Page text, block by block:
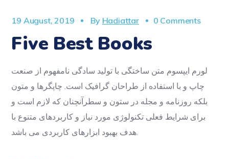
19 August, 2019 By Hadiattar 0 Comments
Five Best Books
لورم ایپسوم متن ساختگی با تولید سادگی نامفهوم از صنعت
چاپ و با استفاده از طراحان گرافیک است. چاپگرها و متون
بلکه روزنامه و مجله در ستون و سطرآنچنان که لازم است و
برای شرایط فعلی تکنولوژی مورد نیاز و کاربردهای متنوع با
هدف بهبود ابزارهای کاربردی می باشد.